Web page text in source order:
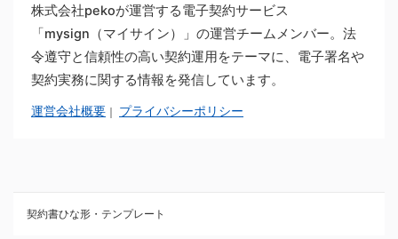
株式会社pekoが運営する電子契約サービス
「mysign（マイサイン）」の運営チームメンバー。法
令遵守と信頼性の高い契約運用をテーマに、電子署名や
契約実務に関する情報を発信しています。
運営会社概要 ｜ プライバシーポリシー
契約書ひな形・テンプレート